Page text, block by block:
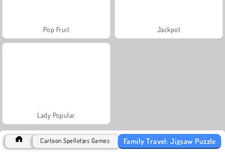
Pop Fruit Jackpot
Lady Popular
Cartoon Spelletjes Games Family Travel: Jigsaw Puzzle